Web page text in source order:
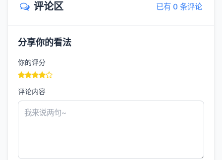
评论区 已有 0 条评论
分享你的看法
你的评分
评论内容